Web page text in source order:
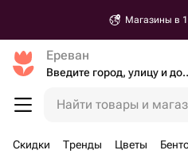
Магазины в
Ереван
Введите
Найти товары и
Скидки Тренды Цветы